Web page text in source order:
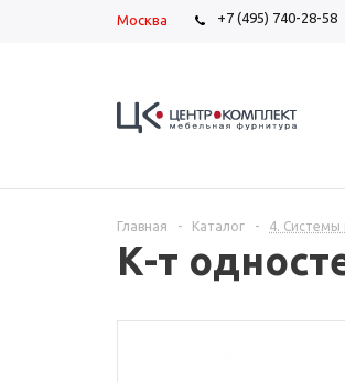
Москва +7 (495) 740-28-58
Главная - Каталог - 4.
К-т